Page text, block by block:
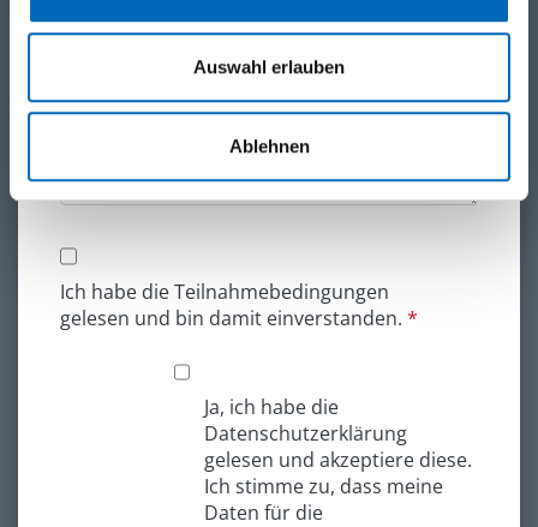
Auswahl erlauben
Ablehnen
Ich habe die Teilnahmebedingungen
gelesen und bin damit einverstanden. *
Ja, ich habe die
Datenschutzerklärung
gelesen und akzeptiere diese.
Ich stimme zu, dass meine
Daten für die